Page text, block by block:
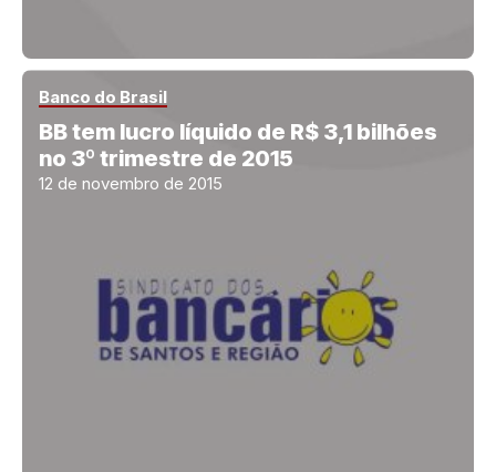
Banco do Brasil
BB tem lucro líquido de R$ 3,1 bilhões
no 3º trimestre de 2015
12 de novembro de 2015